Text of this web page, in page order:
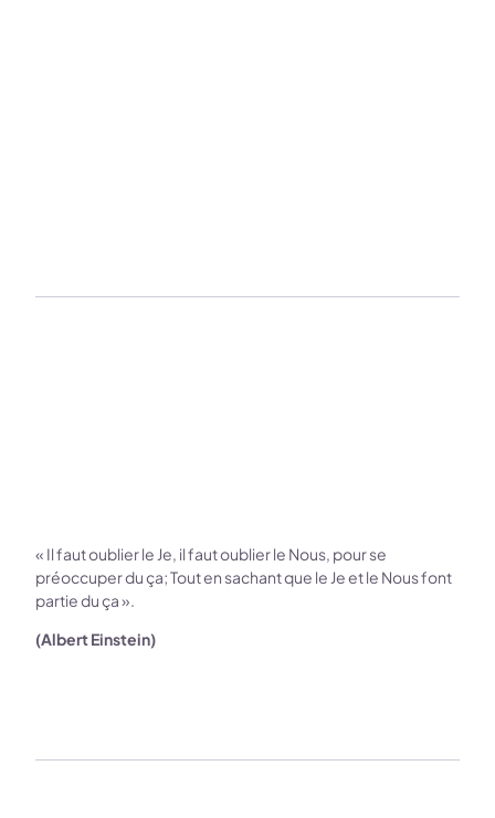
« Il faut oublier le Je, il faut oublier le Nous, pour se
préoccuper du ça; Tout en sachant que le Je et le Nous font
partie du ça ».
(Albert Einstein)